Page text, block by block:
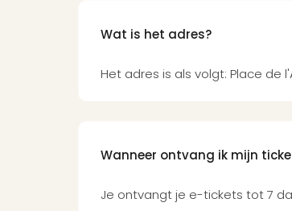
Wat is het adres?
Het adres is als volgt: Place de
Wanneer ontvang ik mijn
Je ontvangt je e-tickets tot 7